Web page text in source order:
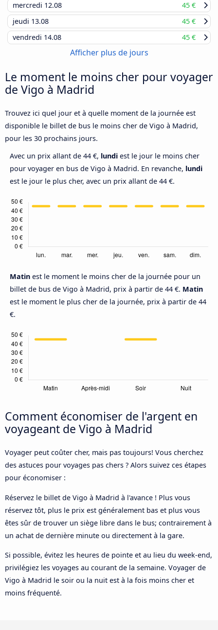
mercredi 12.08
45 €
jeudi 13.08
45 €
vendredi 14.08 45 €
Afficher plus de jours
Le moment le moins cher pour voyager
de Vigo à Madrid
Trouvez ici quel jour et à quelle moment de la journée est
disponible le billet de bus le moins cher de Vigo à Madrid,
pour les 30 prochains jours.
Avec un prix allant de 44 €, lundi est le jour le moins cher
pour voyager en bus de Vigo à Madrid. En revanche, lundi
est le jour le plus cher, avec un prix allant de 44 €.
Matin est le moment le moins cher de la journée pour un
billet de bus de Vigo à Madrid, prix à partir de 44 €. Matin
est le moment le plus cher de la journée, prix à partir de 44
€.
Comment économiser de l'argent en
voyageant de Vigo à Madrid
Voyager peut coûter cher, mais pas toujours! Vous cherchez
des astuces pour voyages pas chers ? Alors suivez ces étapes
pour économiser :
Réservez le billet de Vigo à Madrid à l'avance ! Plus vous
réservez tôt, plus le prix est généralement bas et plus vous
êtes sûr de trouver un siège libre dans le bus; contrairement à
un achat de dernière minute ou directement à la gare.
Si possible, évitez les heures de pointe et au lieu du week-end,
privilégiez les voyages au courant de la semaine. Voyager de
Vigo à Madrid le soir ou la nuit est à la fois moins cher et
moins fréquenté.